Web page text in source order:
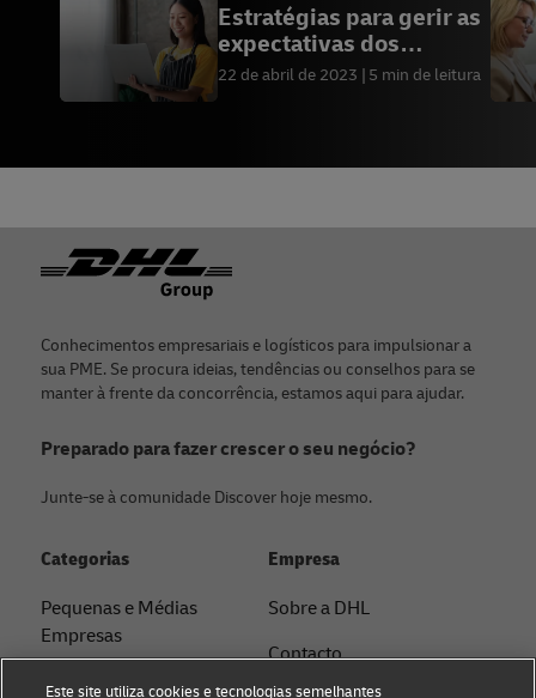
Estratégias para gerir as
expectativas dos
clientes
22 de abril de 2023 5 min de leitura
Rodapé
Conhecimentos empresariais e logísticos para impulsionar a
sua PME. Se procura ideias, tendências ou conselhos para se
manter à frente da concorrência, estamos aqui para ajudar.
Preparado para fazer crescer o seu negócio?
Junte-se à comunidade Discover hoje mesmo.
Categorias
Pequenas e Médias
Empresas
E-Commerce
Empresa
Sobre a DHL
Contacto
Este site utiliza cookies e tecnologias semelhantes